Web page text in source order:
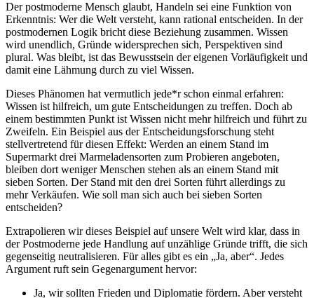
Der postmoderne Mensch glaubt, Handeln sei eine Funktion von
Erkenntnis: Wer die Welt versteht, kann rational entscheiden. In der
postmodernen Logik bricht diese Beziehung zusammen. Wissen
wird unendlich, Gründe widersprechen sich, Perspektiven sind
plural. Was bleibt, ist das Bewusstsein der eigenen Vorläufigkeit und
damit eine Lähmung durch zu viel Wissen.
Dieses Phänomen hat vermutlich jede*r schon einmal erfahren:
Wissen ist hilfreich, um gute Entscheidungen zu treffen. Doch ab
einem bestimmten Punkt ist Wissen nicht mehr hilfreich und führt zu
Zweifeln. Ein Beispiel aus der Entscheidungsforschung steht
stellvertretend für diesen Effekt: Werden an einem Stand im
Supermarkt drei Marmeladensorten zum Probieren angeboten,
bleiben dort weniger Menschen stehen als an einem Stand mit
sieben Sorten. Der Stand mit den drei Sorten führt allerdings zu
mehr Verkäufen. Wie soll man sich auch bei sieben Sorten
entscheiden?
Extrapolieren wir dieses Beispiel auf unsere Welt wird klar, dass in
der Postmoderne jede Handlung auf unzählige Gründe trifft, die sich
gegenseitig neutralisieren. Für alles gibt es ein „Ja, aber“. Jedes
Argument ruft sein Gegenargument hervor:
Ja, wir sollten Frieden und Diplomatie fördern. Aber versteht